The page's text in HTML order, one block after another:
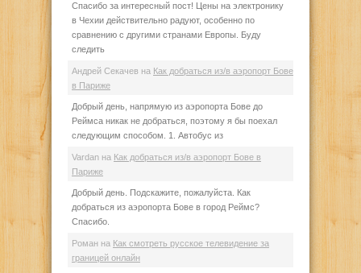
Спасибо за интересный пост! Цены на электронику
в Чехии действительно радуют, особенно по
сравнению с другими странами Европы. Буду
следить
Андрей Секачев на Как добраться из/в аэропорт Бове
в Париже
Добрый день, напрямую из аэропорта Бове до
Реймса никак не добраться, поэтому я бы поехал
следующим способом. 1. Автобус из
Vardan на Как добраться из/в аэропорт Бове в
Париже
Добрый день. Подскажите, пожалуйста. Как
добраться из аэропорта Бове в город Реймс?
Спасибо.
Роман на Как смотреть русское телевидение за
границей онлайн